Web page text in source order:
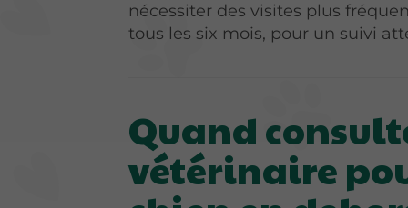
nécessiter des visites plus
tous les six mois, pour un suivi
Quand
vétérinaire